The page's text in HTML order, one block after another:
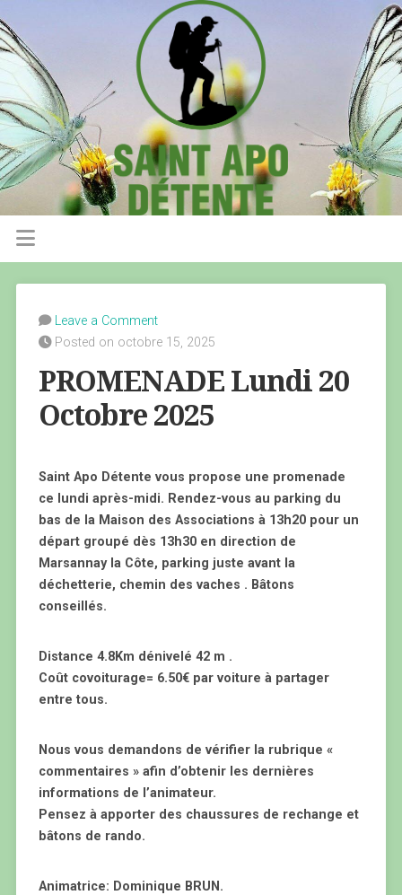
Leave a Comment
Posted on octobre 15, 2025
PROMENADE Lundi 20
Octobre 2025
Saint Apo Détente vous propose une promenade
ce lundi après-midi. Rendez-vous au parking du
bas de la Maison des Associations à 13h20 pour un
départ groupé dès 13h30 en direction de
Marsannay la Côte, parking juste avant la
déchetterie, chemin des vaches . Bâtons
conseillés.
Distance 4.8Km dénivelé 42 m .
Coût covoiturage= 6.50€ par voiture à partager
entre tous.
Nous vous demandons de vérifier la rubrique «
commentaires » afin d’obtenir les dernières
informations de l’animateur.
Pensez à apporter des chaussures de rechange et
bâtons de rando.
Animatrice: Dominique BRUN.